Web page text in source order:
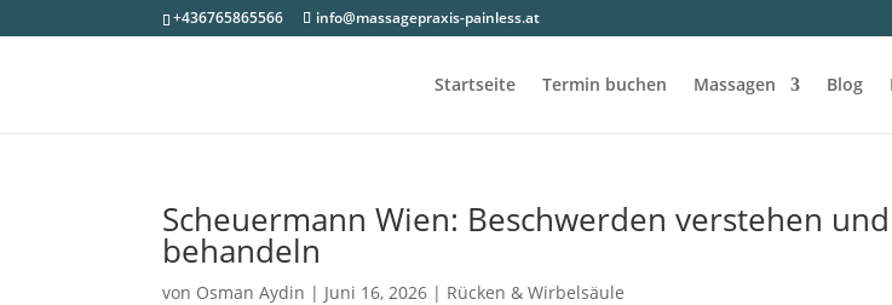
+436765865566 info@massagepraxis-painless.at
Startseite Termin buchen Massagen Blog
Scheuermann Wien: Beschwerden verstehen
behandeln
von Osman Aydin | Juni 16, 2026 | Rücken & Wirbelsäule